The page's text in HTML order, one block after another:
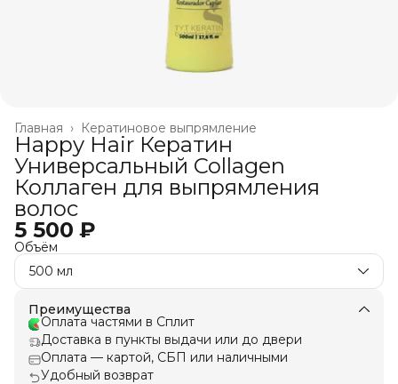
Кератиновое выпрямление
Главная ›
Happy Hair Кератин
Универсальный Collagen
Коллаген для выпрямления
волос
5 500 ₽
Объём
500 мл
Преимущества
Оплата частями в Сплит
Доставка в пункты выдачи или до двери
Оплата — картой, СБП или наличными
Удобный возврат